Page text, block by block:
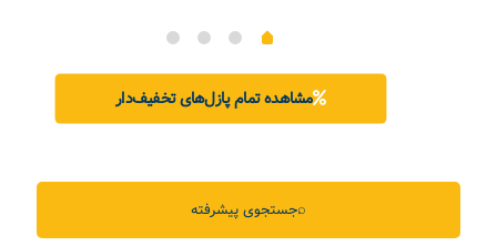
بود.
مشاهده تمام پازل‌های تخفیف‌دار
جستجوی پیشرفته⌕